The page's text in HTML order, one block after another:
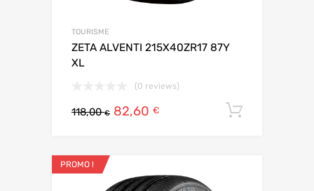
TOURISME
ZETA ALVENTI 215X40ZR17 87Y
XL
(0 reviews)
118,00€ 82,60 €
PROMO !